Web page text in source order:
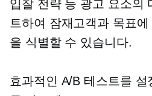
입찰 전략 등 광고 요소의
트하여 잠재고객과 목표
을 식별할 수 있습니다.
효과적인 A/B 테스트를 설